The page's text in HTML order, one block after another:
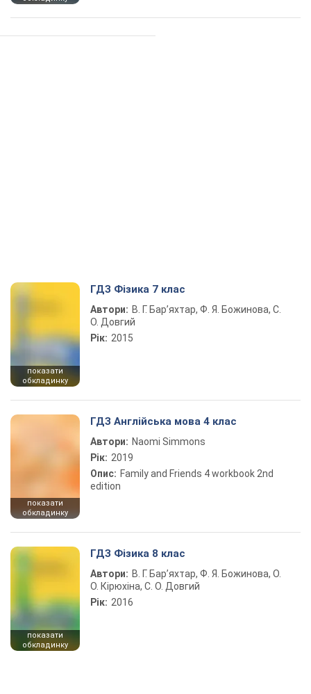
показати
обкладинку
ГДЗ Фізика 7 клас
Автори: В. Г. Бар’яхтар, Ф. Я. Божинова, С.
О. Довгий
Рік: 2015
показати
обкладинку
ГДЗ Англійська мова 4 клас
Автори: Naomi Simmons
Рік: 2019
Опис: Family and Friends 4 workbook 2nd
edition
показати
обкладинку
ГДЗ Фізика 8 клас
Автори: В. Г. Бар’яхтар, Ф. Я. Божинова, О.
О. Кірюхіна, С. О. Довгий
Рік: 2016